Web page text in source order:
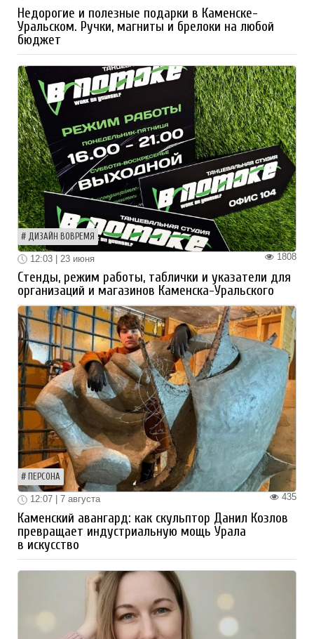
Недорогие и полезные подарки в Каменске-
Уральском. Ручки, магниты и брелоки на любой
бюджет
ДИЗАЙН ВОВРЕМЯ
1808
12:03 | 23 июня
Стенды, режим работы, таблички и указатели для
организаций и магазинов Каменска-Уральского
ПЕРСОНА
435
12:07 | 7 августа
Каменский авангард: как скульптор Данил Козлов
превращает индустриальную мощь Урала
в искусство